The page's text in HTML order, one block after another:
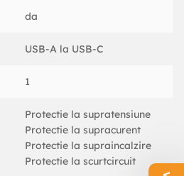
auto
USB : 5V 2.4A
2.4A
x 35 x 30 mm
x 92 x 35 mm
da
USB-A la USB-C
1
Protectie la supratensiune
Protectie la supracurent
Protectie la supraincalzire
Protectie la scurtcircuit